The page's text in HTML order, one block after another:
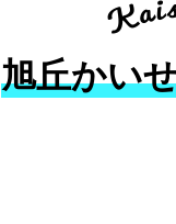
旭丘かい